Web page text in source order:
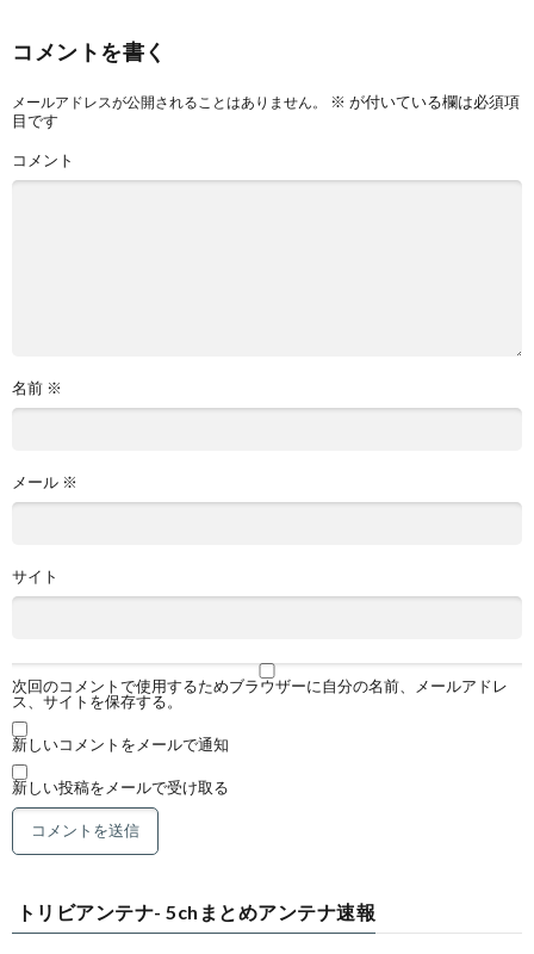
コメントを書く
メールアドレスが公開されることはありません。 ※ が付いている欄は必須項
目です
コメント
名前 ※
メール ※
サイト
次回のコメントで使用するためブラウザーに自分の名前、メールアドレ
ス、サイトを保存する。
新しいコメントをメールで通知
新しい投稿をメールで受け取る
トリビアンテナ- 5chまとめアンテナ速報